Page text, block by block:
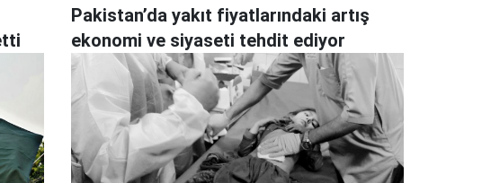
Pakistan’da yakıt fiyatlarındaki artış
ekonomi ve siyaseti tehdit ediyor